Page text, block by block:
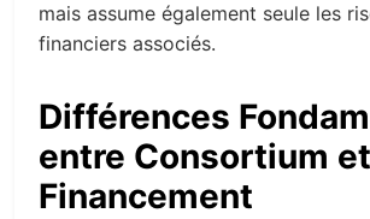
mais assume également seule les
financiers associés.
Différences
entre Consortium et
Financement